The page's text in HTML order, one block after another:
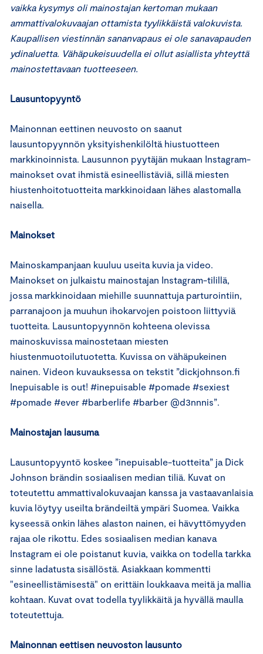
vaikka kysymys oli mainostajan kertoman mukaan
ammattivalokuvaajan ottamista tyylikkäistä valokuvista.
Kaupallisen viestinnän sananvapaus ei ole sanavapauden
ydinaluetta. Vähäpukeisuudella ei ollut asiallista yhteyttä
mainostettavaan tuotteeseen.
Lausuntopyyntö
Mainonnan eettinen neuvosto on saanut
lausuntopyynnön yksityishenkilöltä hiustuotteen
markkinoinnista. Lausunnon pyytäjän mukaan Instagram-
mainokset ovat ihmistä esineellistäviä, sillä miesten
hiustenhoitotuotteita markkinoidaan lähes alastomalla
naisella.
Mainokset
Mainoskampanjaan kuuluu useita kuvia ja video.
Mainokset on julkaistu mainostajan Instagram-tilillä,
jossa markkinoidaan miehille suunnattuja parturointiin,
parranajoon ja muuhun ihokarvojen poistoon liittyviä
tuotteita. Lausuntopyynnön kohteena olevissa
mainoskuvissa mainostetaan miesten
hiustenmuotoilutuotetta. Kuvissa on vähäpukeinen
nainen. Videon kuvauksessa on tekstit ”dickjohnson.fi
Inepuisable is out! #inepuisable #pomade #sexiest
#pomade #ever #barberlife #barber @d3nnnis”.
Mainostajan lausuma
Lausuntopyyntö koskee ”inepuisable-tuotteita” ja Dick
Johnson brändin sosiaalisen median tiliä. Kuvat on
toteutettu ammattivalokuvaajan kanssa ja vastaavanlaisia
kuvia löytyy useilta brändeiltä ympäri Suomea. Vaikka
kyseessä onkin lähes alaston nainen, ei hävyttömyyden
rajaa ole rikottu. Edes sosiaalisen median kanava
Instagram ei ole poistanut kuvia, vaikka on todella tarkka
sinne ladatusta sisällöstä. Asiakkaan kommentti
"esineellistämisestä" on erittäin loukkaava meitä ja mallia
kohtaan. Kuvat ovat todella tyylikkäitä ja hyvällä maulla
toteutettuja.
Mainonnan eettisen neuvoston lausunto